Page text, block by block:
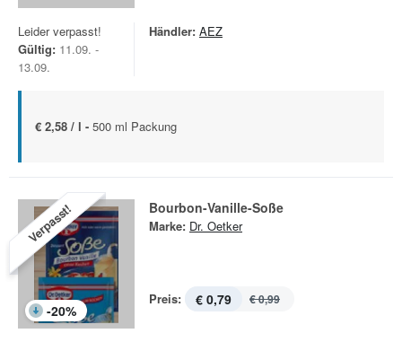
Leider verpasst!
Gültig: 11.09. -
13.09.
Händler: AEZ
€ 2,58 / l - 500 ml Packung
Verpasst!
-20%
Bourbon-Vanille-Soße
Marke: Dr. Oetker
Preis: € 0,79 € 0,99